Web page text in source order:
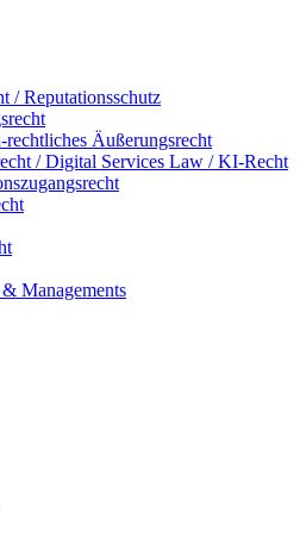
/ Reputationsschutz
Äußerungsrecht
/ Digital Services Law / KI-Recht
Managements